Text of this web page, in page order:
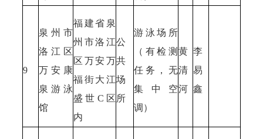
9
泉州市
洛江区
万安康
泉游泳
馆
福建省泉
州市洛江
区万安万
福街大江
盛世C区
内
公
共
场
所
游泳场所
（有检测
任务，无
集中空
调）
黄
清
河
李
易
鑫